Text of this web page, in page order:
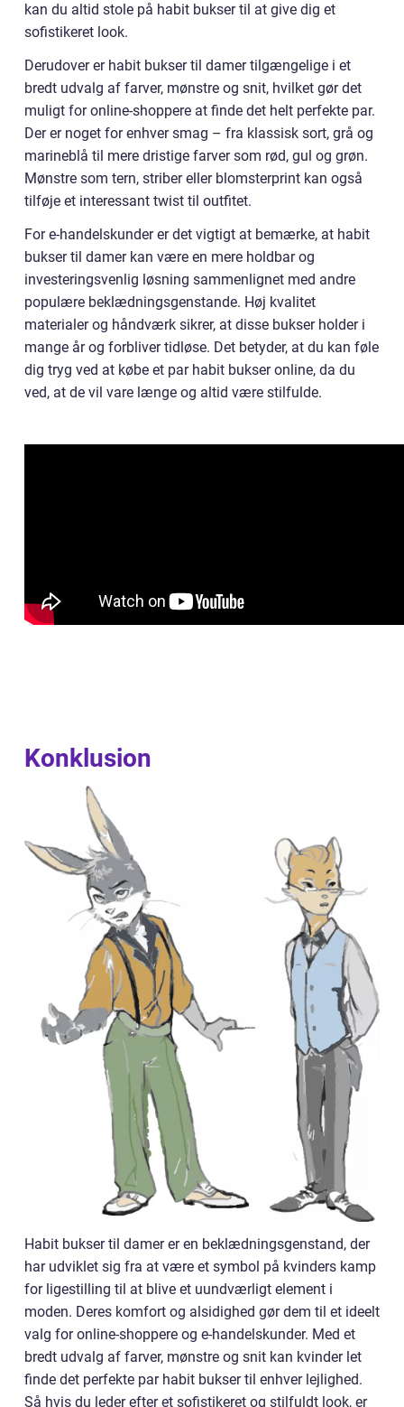
kan du altid stole på habit bukser til at give dig et
sofistikeret look.
Derudover er habit bukser til damer tilgængelige i et
bredt udvalg af farver, mønstre og snit, hvilket gør det
muligt for online-shoppere at finde det helt perfekte par.
Der er noget for enhver smag – fra klassisk sort, grå og
marineblå til mere dristige farver som rød, gul og grøn.
Mønstre som tern, striber eller blomsterprint kan også
tilføje et interessant twist til outfitet.
For e-handelskunder er det vigtigt at bemærke, at habit
bukser til damer kan være en mere holdbar og
investeringsvenlig løsning sammenlignet med andre
populære beklædningsgenstande. Høj kvalitet
materialer og håndværk sikrer, at disse bukser holder i
mange år og forbliver tidløse. Det betyder, at du kan føle
dig tryg ved at købe et par habit bukser online, da du
ved, at de vil vare længe og altid være stilfulde.
Konklusion
Habit bukser til damer er en beklædningsgenstand, der
har udviklet sig fra at være et symbol på kvinders kamp
for ligestilling til at blive et uundværligt element i
moden. Deres komfort og alsidighed gør dem til et ideelt
valg for online-shoppere og e-handelskunder. Med et
bredt udvalg af farver, mønstre og snit kan kvinder let
finde det perfekte par habit bukser til enhver lejlighed.
Så hvis du leder efter et sofistikeret og stilfuldt look, er